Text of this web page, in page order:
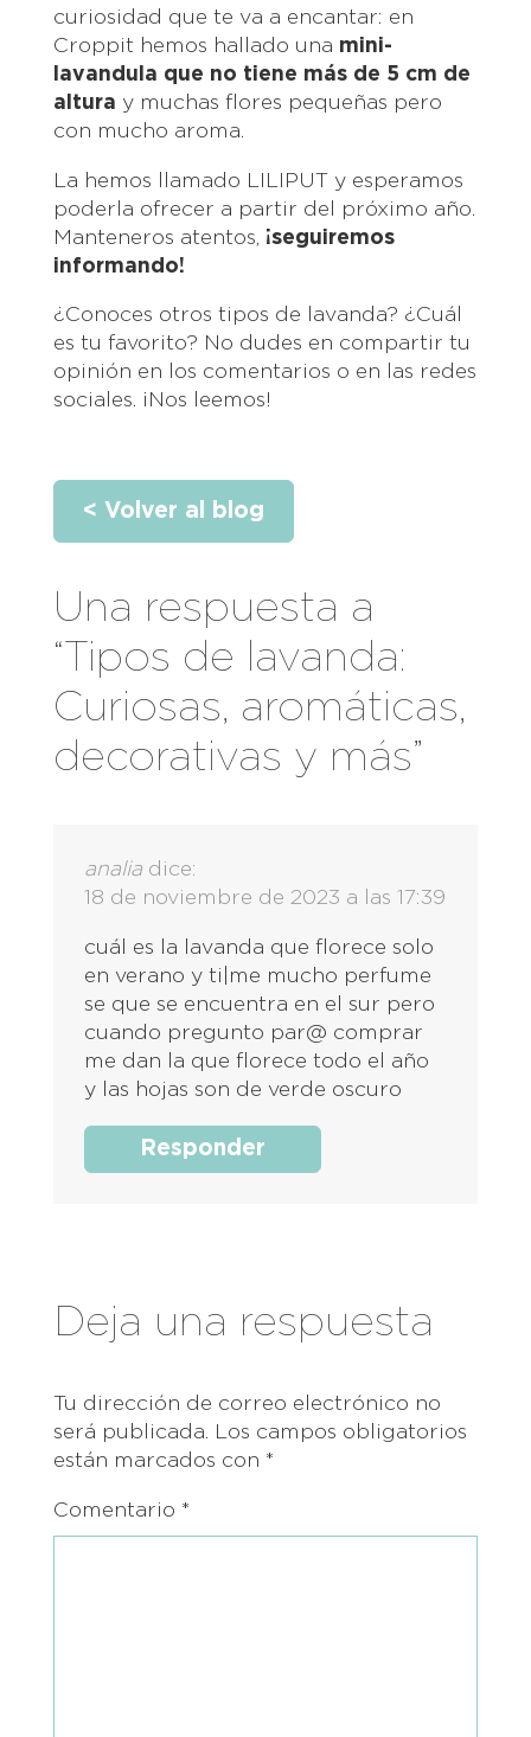
curiosidad que te va a encantar: en
Croppit hemos hallado una mini-
lavandula que no tiene más de 5 cm de
altura y muchas flores pequeñas pero
con mucho aroma.
La hemos llamado LILIPUT y esperamos
poderla ofrecer a partir del próximo año.
Manteneros atentos, ¡seguiremos
informando!
¿Conoces otros tipos de lavanda? ¿Cuál
es tu favorito? No dudes en compartir tu
opinión en los comentarios o en las redes
sociales. ¡Nos leemos!
< Volver al blog
Una respuesta a
“Tipos de lavanda:
Curiosas, aromáticas,
decorativas y más”
analia dice:
18 de noviembre de 2023 a las 17:39
cuál es la lavanda que florece solo
en verano y ti|me mucho perfume
se que se encuentra en el sur pero
cuando pregunto par@ comprar
me dan la que florece todo el año
y las hojas son de verde oscuro
Responder
Deja una respuesta
Tu dirección de correo electrónico no
será publicada. Los campos obligatorios
están marcados con *
Comentario *